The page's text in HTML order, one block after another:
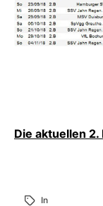
Die aktuellen
In